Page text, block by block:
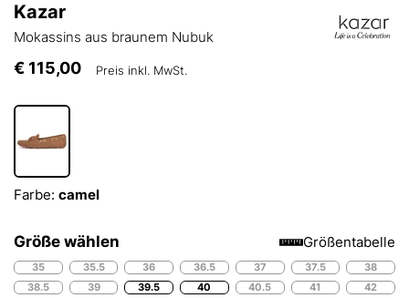
Kazar
Mokassins aus braunem Nubuk
€ 115,00 Preis inkl. MwSt.
Farbe: camel
Größe wählen Größentabelle
35 35.5 36 36.5 37 37.5
38
38.5
39 39.5 40 40.5 41 42